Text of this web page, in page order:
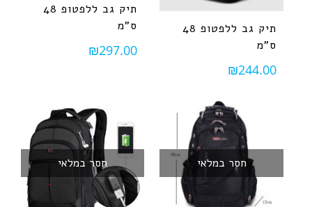
תיק גב ללפטופ 48
ס"מ
₪244.00
תיק גב ללפטופ 48
ס"מ
₪297.00
חסר במלאי חסר במלאי